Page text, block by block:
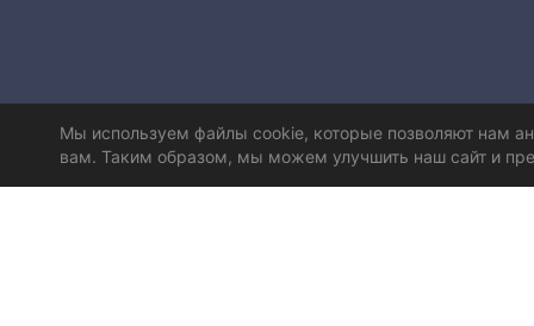
Мы используем файлы cookie, которые позволяют нам
вам. Таким образом, мы можем улучшить наш сайт и